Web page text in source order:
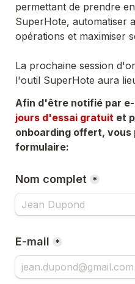
permettant de prendre
SuperHote, automatiser
opérations et maximiser
La prochaine session
l'outil SuperHote aura
Afin d'être notifié par e-
jours d'essai gratuit et
onboarding offert, vous
formulaire:
Nom complet *
E-mail *